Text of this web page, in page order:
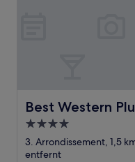
Best Western
Best Western Plus
4.0-
Sterne-
Unterkunft
3. Arrondissement, 1,5
entfernt